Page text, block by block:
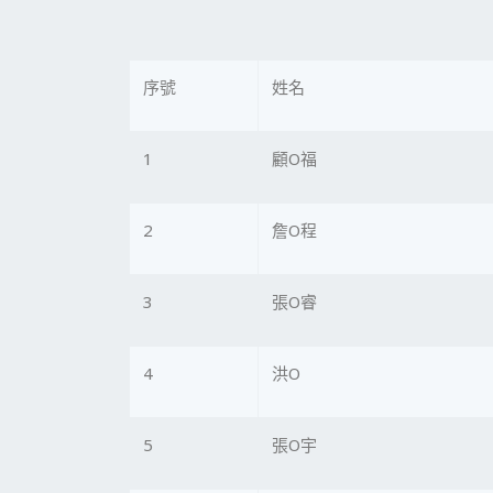
序號 姓名
1 顧O福
2 詹O程
3 張O睿
4 洪O
5 張O宇